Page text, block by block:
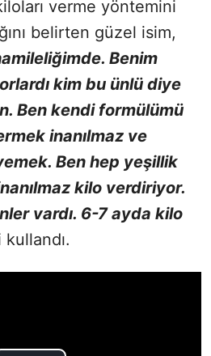
verme yöntemini
belirten güzel isim,
Benim
kim bu ünlü diye
Ben kendi formülümü
inanılmaz ve
Ben hep yeşillik
kilo verdiriyor.
vardı. 6-7 ayda kilo